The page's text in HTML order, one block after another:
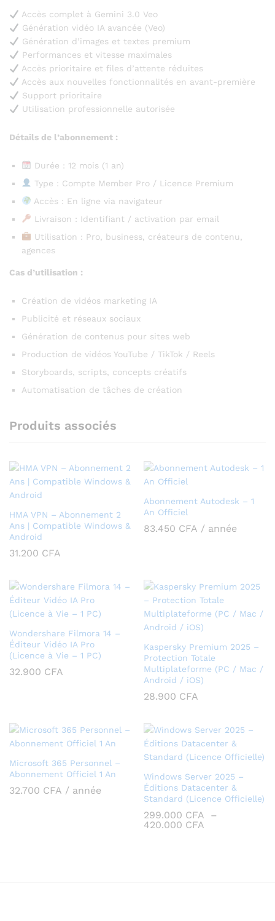
Accès complet à Gemini 3.0 Veo
Génération vidéo IA avancée (Veo)
Génération d’images et textes premium
Performances et vitesse maximales
Accès prioritaire et files d’attente réduites
Accès aux nouvelles fonctionnalités en avant-première
Support prioritaire
Utilisation professionnelle autorisée
Détails de l’abonnement :
Durée : 12 mois (1 an)
Type : Compte Member Pro / Licence Premium
Accès : En ligne via navigateur
Livraison : Identifiant / activation par email
Utilisation : Pro, business, créateurs de contenu,
agences
Cas d’utilisation :
Création de vidéos marketing IA
Publicité et réseaux sociaux
Génération de contenus pour sites web
Production de vidéos YouTube / TikTok / Reels
Storyboards, scripts, concepts créatifs
Automatisation de tâches de création
Produits associés
HMA VPN – Abonnement 2
Ans | Compatible Windows &
Android
31.200 CFA
Abonnement Autodesk – 1
An Officiel
83.450 CFA / année
Wondershare Filmora 14 –
Éditeur Vidéo IA Pro
(Licence à Vie – 1 PC)
32.900 CFA
Kaspersky Premium 2025 –
Protection Totale
Multiplateforme (PC / Mac /
Android / iOS)
28.900 CFA
Microsoft 365 Personnel –
Abonnement Officiel 1 An
32.700 CFA / année
Windows Server 2025 –
Éditions Datacenter &
Standard (Licence Officielle)
299.000 CFA
–
420.000 CFA